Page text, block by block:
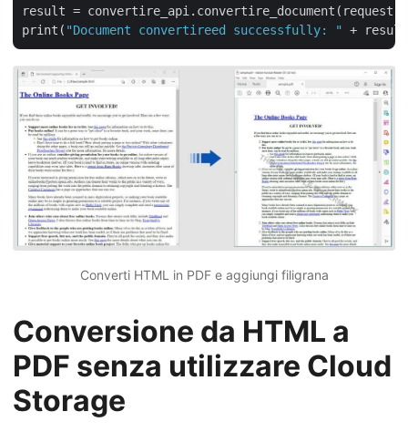
result = convertire_api.convertire_document(request)
print( "Document convertireed successfully: "
Converti HTML in PDF e aggiungi filigrana
Conversione da HTML a
PDF senza utilizzare Cloud
Storage